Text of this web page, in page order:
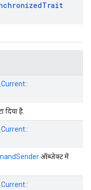
Trait
दिया है.
ऑब्जेक्ट में